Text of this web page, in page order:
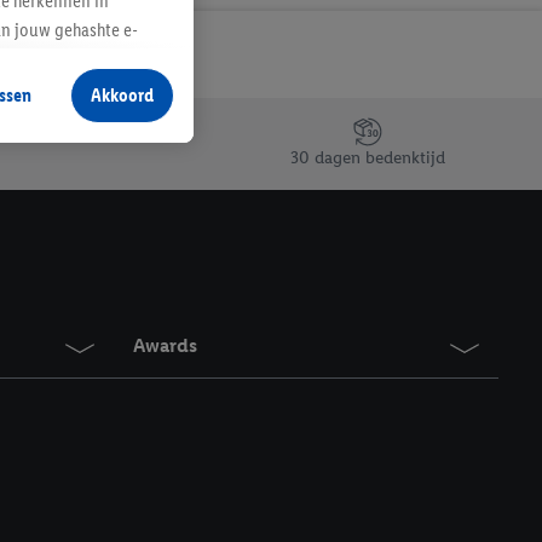
30 dagen bedenktijd
Awards
jouw gehashte e-
producten waarin je
te plaatsen
verschillende
kunnen worden
vergelijkbare
in te
Akkoord